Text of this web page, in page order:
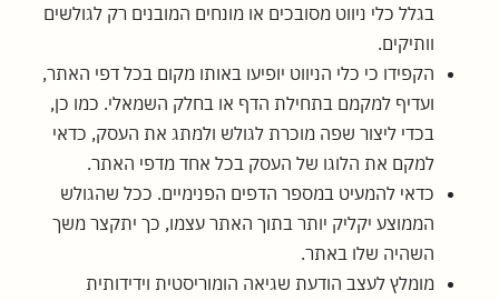
בגלל כלי ניווט מסובכים או מונחים המובנים רק לגולשים
וותיקים.
הקפידו כי כלי הניווט יופיעו באותו מקום בכל דפי האתר,
ועדיף למקמם בתחילת הדף או בחלק השמאלי. כמו כן,
בכדי ליצור שפה מוכרת לגולש ולמתג את העסק, כדאי
למקם את הלוגו של העסק בכל אחד מדפי האתר.
כדאי להמעיט במספר הדפים הפנימיים. ככל שהגולש
הממוצע יקליק יותר בתוך האתר עצמו, כך יתקצר משך
השהיה שלו באתר.
מומלץ לעצב הודעת שגיאה הומוריסטית וידידותית